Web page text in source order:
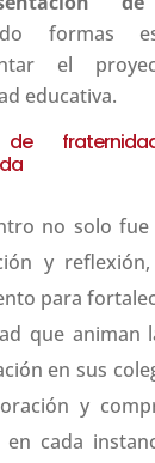
formas
el
educativa.
de
no solo
y
para
que animan
en sus
y
en cada